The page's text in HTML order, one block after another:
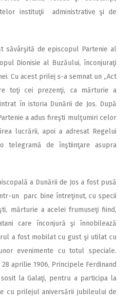
instituţii administrative şi de
săvârşită de episcopul Partenie al
Dionisie al Buzăului, înconjuraţi
Cu acest prilej s-a semnat un ,,Act
toţi cei prezenţi, ca mărturie a
în istoria Dunării de Jos. După
a adus fireşti mulţumiri celor
lucrării, apoi a adresat Regelui
telegramă de înştiinţare asupra
a Dunării de Jos a fost pusă
un parc bine întreţinut, cu specii
mărturie a acelei frumuseţi fiind,
care înconjură şi înnobilează
a fost mobilat cu gust şi utilat cu
evenimente cu totul speciale.
aprilie 1906, Principele Ferdinand
la Galaţi, pentru a participa la
cu prilejul aniversării jubileului de